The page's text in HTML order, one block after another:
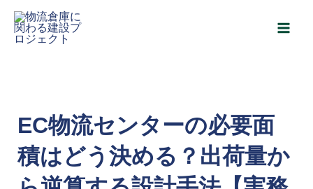
EC物流センターの必要面
積はどう決める？出荷量か
Post
navigation